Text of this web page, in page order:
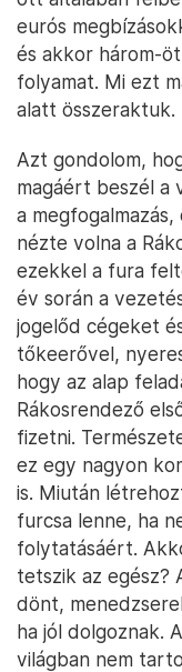
eurós
és akkor három-
folyamat. Mi ezt
alatt összeraktuk.
Azt gondolom,
magáért beszél a
a
nézte volna a
ezekkel a fura
év során a
jogelőd cégeket
tőkeerővel,
hogy az alap
Rákosrendező
fizetni.
ez egy nagyon
is. Miután
furcsa lenne, ha
folytatásáért.
tetszik az egész?
dönt,
ha jól dolgoznak.
világban nem